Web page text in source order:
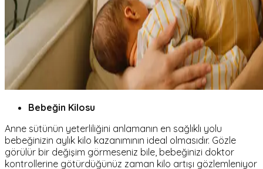
Bebeğin Kilosu
Anne sütünün yeterliliğini anlamanın en sağlıklı yolu
bebeğinizin aylık kilo kazanımının ideal olmasıdır. Gözle
görülür bir değişim görmeseniz bile, bebeğinizi doktor
kontrollerine götürdüğünüz zaman kilo artışı gözlemleniyor